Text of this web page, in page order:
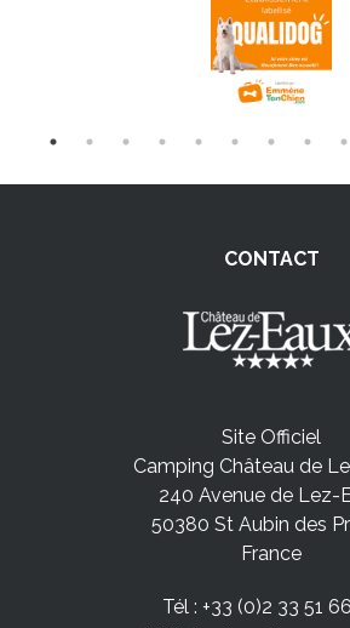
CONTACT
Site Officiel
Camping Château de
240 Avenue de Lez-
50380 St Aubin des
France
Tél : +33 (0)2 33 51